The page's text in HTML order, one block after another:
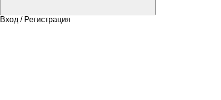
Вход / Регистрация